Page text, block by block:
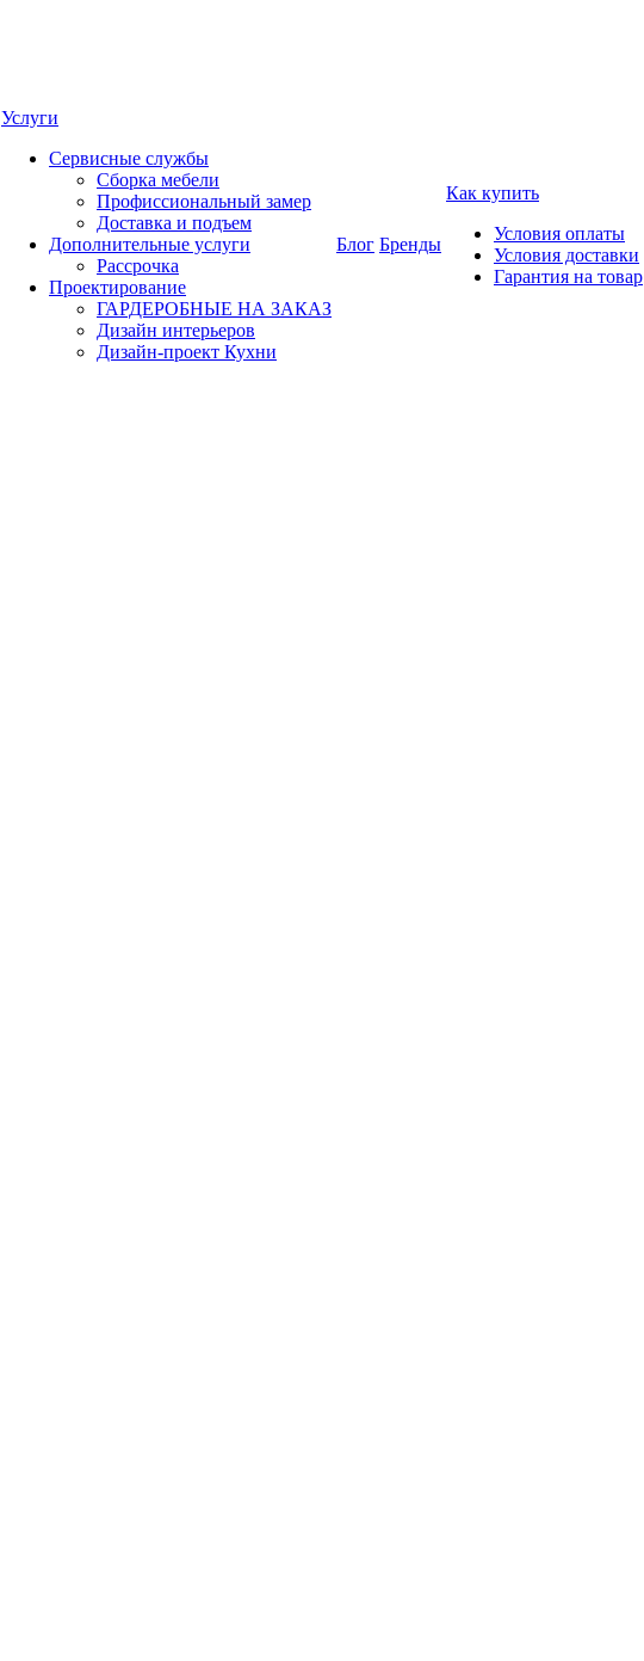
Услуги
Сервисные службы
Сборка мебели
Профиссиональный замер
Доставка и подъем
Дополнительные услуги
Рассрочка
Проектирование
ГАРДЕРОБНЫЕ НА ЗАКАЗ
Дизайн интерьеров
Дизайн-проект Кухни
Блог Бренды
Как купить
Условия оплаты
Условия доставки
Гарантия на товар